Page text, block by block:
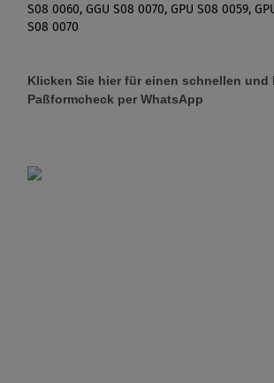
S08 0060, GGU S08 0070, GPU S08 0059,
S08 0070
Klicken Sie hier für einen schnellen und
Paßformcheck per WhatsApp